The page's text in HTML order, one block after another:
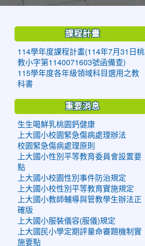
課程計畫
114學年度課程計畫(114年7月31日桃
教小字第1140071603號函備查)
115學年度各年級領域科目選用之教
科書
重要消息
生生喝鮮乳桃園鈣健康
上大國小校園緊急傷病處理辦法
校園緊急傷病處理原則
上大國小性別平等教育委員會設置要
點
上大國小校園性別事件防治規定
上大國小校性別平等教育實施規定
上大國小教師輔導與管教學生辦法正
確版
上大國小服裝儀容(服儀)規定
上大國民小學定期評量命審題機制實
施要點